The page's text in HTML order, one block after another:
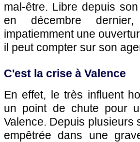
mal-être. Libre depuis
en décembre
impatiemment une
il peut compter sur son
C'est la crise à Valence
En effet, le très influent
un point de chute pour
Valence. Depuis plusieurs
empêtrée dans une